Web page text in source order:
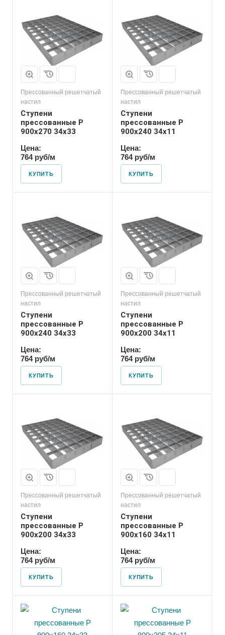
Прессованный решетчатый
настил
Ступени
прессованные P
900х270 34х33
Цена:
764 руб/м
КУПИТЬ
Прессованный решетчатый
настил
Ступени
прессованные P
900х240 34х11
Цена:
764 руб/м
КУПИТЬ
Прессованный решетчатый
настил
Ступени
прессованные P
900х240 34х33
Цена:
764 руб/м
КУПИТЬ
Прессованный решетчатый
настил
Ступени
прессованные P
900х200 34х11
Цена:
764 руб/м
КУПИТЬ
Прессованный решетчатый
настил
Ступени
прессованные P
900х200 34х33
Цена:
764 руб/м
КУПИТЬ
Прессованный решетчатый
настил
Ступени
прессованные P
900х160 34х11
Цена:
764 руб/м
КУПИТЬ